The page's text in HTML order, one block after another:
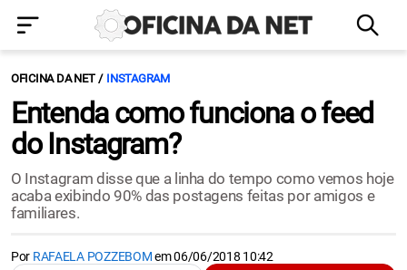
OFICINA DA NET INSTAGRAM
Entenda como funciona o feed
do Instagram?
O Instagram disse que a linha do tempo como vemos hoje
acaba exibindo 90% das postagens feitas por amigos e
familiares.
Por RAFAELA POZZEBOMem06/06/2018 10:42